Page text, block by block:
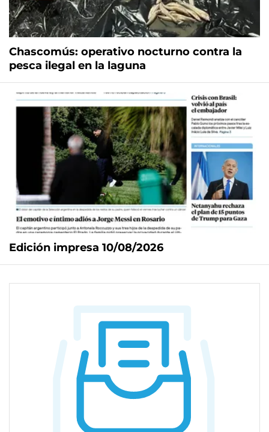
Chascomús: operativo nocturno contra la
pesca ilegal en la laguna
Edición impresa 10/08/2026